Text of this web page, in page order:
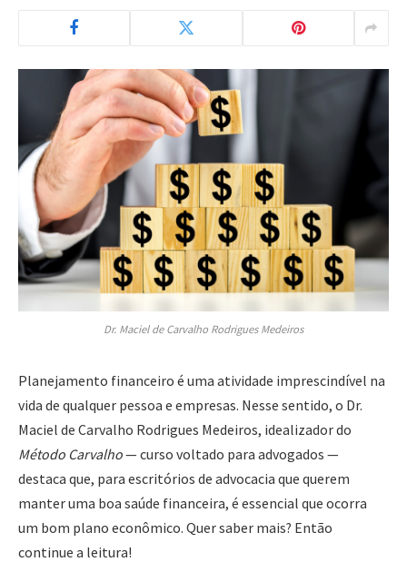
Dr. Maciel de Carvalho Rodrigues Medeiros
Planejamento financeiro é uma atividade imprescindível na
vida de qualquer pessoa e empresas. Nesse sentido, o Dr.
Maciel de Carvalho Rodrigues Medeiros, idealizador do
Método Carvalho— curso voltado para advogados —
destaca que, para escritórios de advocacia que querem
manter uma boa saúde financeira, é essencial que ocorra
um bom plano econômico. Quer saber mais? Então
continue a leitura!